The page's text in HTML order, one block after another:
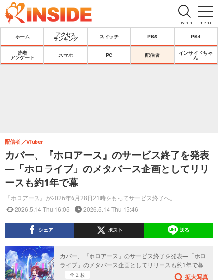
menu
search
ホーム
アクセス
ランキング
スイッチ PS5 PS4
読者
アンケート
スマホ PC 配信者
インサイドちゃ
ん
カバー、『ホロアース』のサービス終了を発表
―「ホロライブ」のメタバース企画としてリリ
ースも約1年で幕
『ホロアース』が2026年6月28日21時をもってサービス終了へ。
配信者 VTuber
2026.5.14 Thu 16:05 2026.5.14 Thu 15:46
シェア ポスト 送る
カバー、『ホロアース』のサービス終了を発表―「ホロ
ライブ」のメタバース企画としてリリースも約1年で幕
全 2 枚 拡大写真